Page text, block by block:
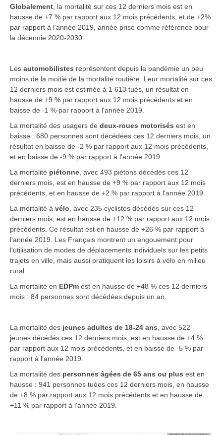
Globalement , la mortalité sur ces 12 derniers mois est en
hausse de +7 % par rapport aux 12 mois précédents, et de +2%
par rapport à l'année 2019, année prise comme référence pour
la décennie 2020-2030.
Les automobilistes représentent depuis la pandémie un peu
moins de la moitié de la mortalité routière. Leur mortalité sur ces
12 derniers mois est estimée à 1 613 tués, un résultat en
hausse de +9 % par rapport aux 12 mois précédents et en
baisse de -1 % par rapport à l'année 2019.
La mortalité des usagers de deux-roues motorisés est en
baisse : 680 personnes sont décédées ces 12 derniers mois, un
résultat en baisse de -2 % par rapport aux 12 mois précédents,
et en baisse de -9 % par rapport à l'année 2019.
La mortalité piétonne , avec 493 piétons décédés ces 12
derniers mois, est en hausse de +9 % par rapport aux 12 mois
précédents, et en hausse de +2 % par rapport à l'année 2019.
La mortalité à vélo , avec 235 cyclistes décédés sur ces 12
derniers mois, est en hausse de +12 % par rapport aux 12 mois
précédents. Ce résultat est en hausse de +26 % par rapport à
l'année 2019. Les Français montrent un engouement pour
l'utilisation de modes de déplacements individuels sur les petits
trajets en ville, mais aussi pratiquent les loisirs à vélo en milieu
rural.
La mortalité en EDPm est en hausse de +48 % ces 12 derniers
mois : 84 personnes sont décédées depuis un an.
La mortalité des jeunes adultes de 18-24 ans avec 522
jeunes décédés ces 12 derniers mois, est en hausse de +4 %
par rapport aux 12 mois précédents, et en baisse de -5 % par
rapport à l'année 2019.
La mortalité des personnes âgées de 65 ans ou plus est en
hausse : 941 personnes tuées ces 12 derniers mois, en hausse
de +8 % par rapport aux 12 mois précédents et en hausse de
+11 % par rapport à l'année 2019.